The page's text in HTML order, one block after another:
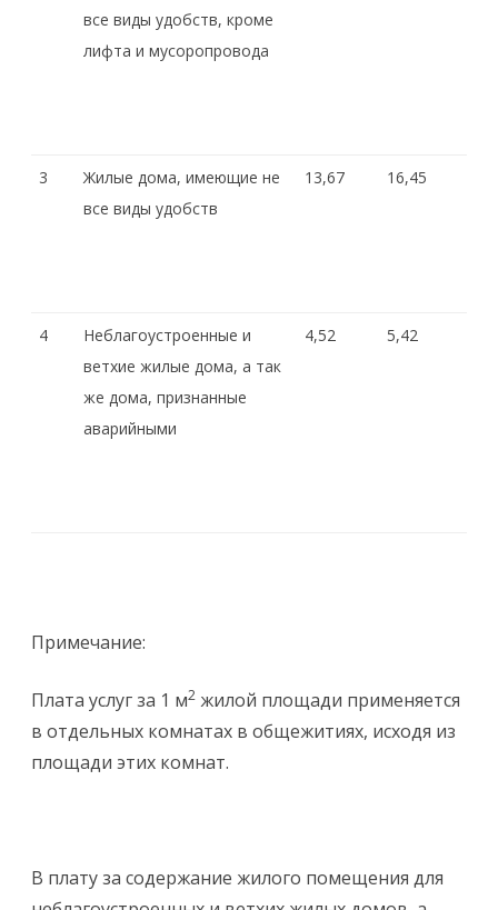
все виды удобств, кроме
лифта и мусоропровода
3
Жилые дома, имеющие не
все виды удобств
13,67 16,45
4
Неблагоустроенные и
ветхие жилые дома, а так
же дома, признанные
аварийными
4,52 5,42
Примечание:
Плата услуг за 1 м2 жилой площади применяется
в отдельных комнатах в общежитиях, исходя из
площади этих комнат.
В плату за содержание жилого помещения для